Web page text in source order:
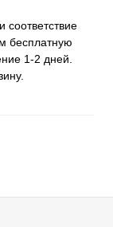
соответствие
бесплатную
1-2 дней.